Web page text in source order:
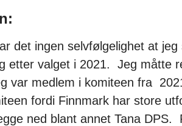
det ingen selvfølgelighet at
etter valget i 2021. Jeg måtte
var medlem i komiteen fra
fordi Finnmark har store
ned blant annet Tana